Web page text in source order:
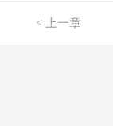
< 上一章